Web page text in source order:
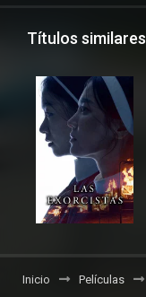
Títulos similares
Inicio Películas